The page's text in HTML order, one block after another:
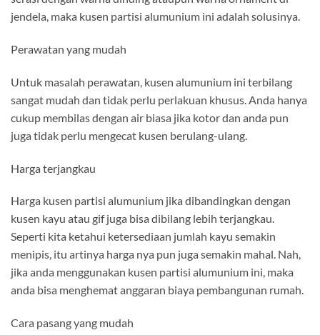
jendela, maka kusen partisi alumunium ini adalah solusinya.
Perawatan yang mudah
Untuk masalah perawatan, kusen alumunium ini terbilang
sangat mudah dan tidak perlu perlakuan khusus. Anda hanya
cukup membilas dengan air biasa jika kotor dan anda pun
juga tidak perlu mengecat kusen berulang-ulang.
Harga terjangkau
Harga kusen partisi alumunium jika dibandingkan dengan
kusen kayu atau gif juga bisa dibilang lebih terjangkau.
Seperti kita ketahui ketersediaan jumlah kayu semakin
menipis, itu artinya harga nya pun juga semakin mahal. Nah,
jika anda menggunakan kusen partisi alumunium ini, maka
anda bisa menghemat anggaran biaya pembangunan rumah.
Cara pasang yang mudah